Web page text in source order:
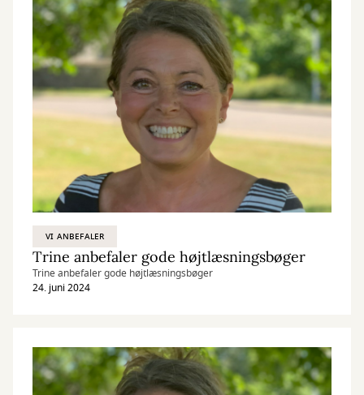
VI ANBEFALER
Trine anbefaler gode højtlæsningsbøger
Trine anbefaler gode højtlæsningsbøger
24. juni 2024